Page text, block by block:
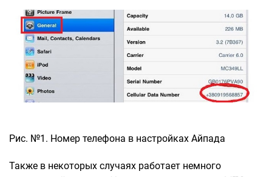
Рис. №1. Номер телефона в настройках Айпада
Также в некоторых случаях работает немного